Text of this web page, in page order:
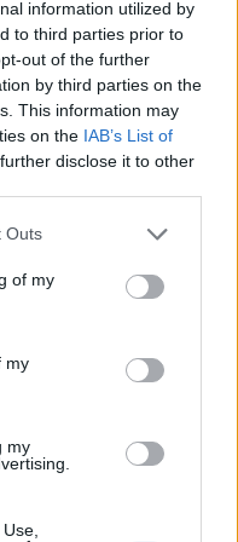
information utilized by
to third parties prior to
out of the further
by third parties on the
This information may
on the IAB’s List of
disclose it to other
Outs
of my
my
my